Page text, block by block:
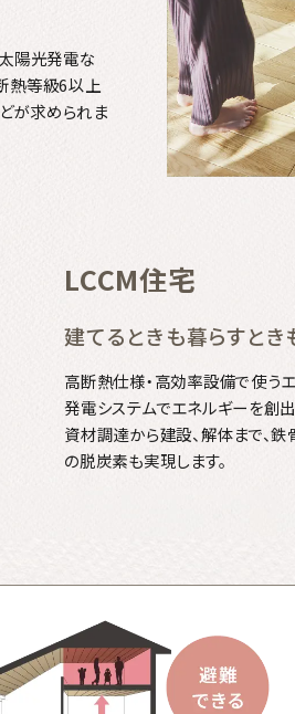
陽光発電な
熱等級6以上
が求められま
LCCM住宅
建てるときも暮らすとき
高断熱仕様・高効率設備で使う
発電システムでエネルギーを創出
資材調達から建設、解体まで、鉄
の脱炭素も実現します。